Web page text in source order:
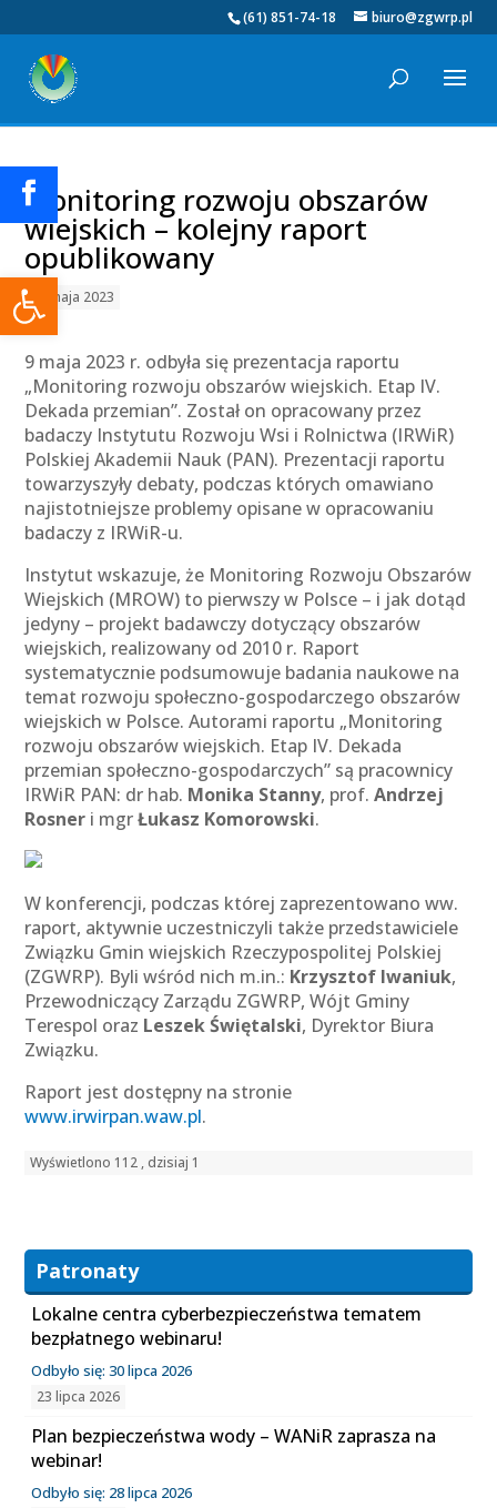
Otwórz pasek narzędzi
(61) 851-74-18 biuro@zgwrp.pl
Monitoring rozwoju obszarów
wiejskich – kolejny raport
opublikowany
22 maja 2023
9 maja 2023 r. odbyła się prezentacja raportu
„Monitoring rozwoju obszarów wiejskich. Etap IV.
Dekada przemian”. Został on opracowany przez
badaczy Instytutu Rozwoju Wsi i Rolnictwa (IRWiR)
Polskiej Akademii Nauk (PAN). Prezentacji raportu
towarzyszyły debaty, podczas których omawiano
najistotniejsze problemy opisane w opracowaniu
badaczy z IRWiR-u.
Instytut wskazuje, że Monitoring Rozwoju Obszarów
Wiejskich (MROW) to pierwszy w Polsce – i jak dotąd
jedyny – projekt badawczy dotyczący obszarów
wiejskich, realizowany od 2010 r. Raport
systematycznie podsumowuje badania naukowe na
temat rozwoju społeczno-gospodarczego obszarów
wiejskich w Polsce. Autorami raportu „Monitoring
rozwoju obszarów wiejskich. Etap IV. Dekada
przemian społeczno-gospodarczych” są pracownicy
IRWiR PAN: dr hab. Monika Stanny, prof.Andrzej
Rosner i mgrŁukasz Komorowski.
W konferencji, podczas której zaprezentowano ww.
raport, aktywnie uczestniczyli także przedstawiciele
Związku Gmin wiejskich Rzeczypospolitej Polskiej
(ZGWRP). Byli wśród nich m.in.: Krzysztof Iwaniuk,
Przewodniczący Zarządu ZGWRP, Wójt Gminy
Terespol oraz Leszek Świętalski, Dyrektor Biura
Związku.
Raport jest dostępny na stronie
www.irwirpan.waw.pl.
Wyświetlono 112 , dzisiaj 1
Patronaty
Lokalne centra cyberbezpieczeństwa tematem
bezpłatnego webinaru!
Odbyło się: 30 lipca 2026
23 lipca 2026
Plan bezpieczeństwa wody – WANiR zaprasza na
webinar!
Odbyło się: 28 lipca 2026